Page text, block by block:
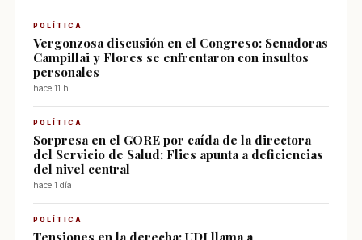
POLÍTICA
Vergonzosa discusión en el Congreso: Senadoras
Campillai y Flores se enfrentaron con insultos
personales
hace 11 h
POLÍTICA
Sorpresa en el GORE por caída de la directora
del Servicio de Salud: Flies apunta a deficiencias
del nivel central
hace 1 día
POLÍTICA
Tensiones en la derecha: UDI llama a